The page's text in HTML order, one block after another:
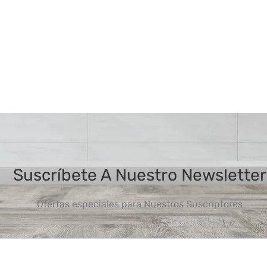
Suscríbete A Nuestro Newsletter
Ofertas especiales para Nuestros Suscriptores